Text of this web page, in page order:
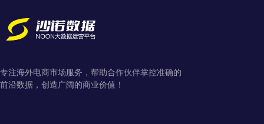
专注海外电商市场服务，帮助合作伙伴掌控准确的
前沿数据，创造广阔的商业价值！